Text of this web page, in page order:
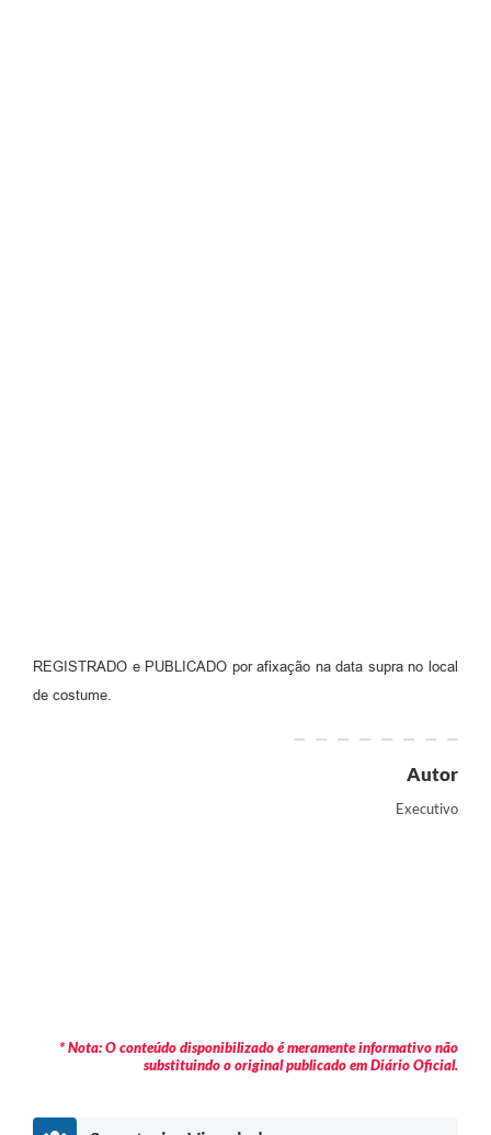
REGISTRADO e PUBLICADO por afixação na data supra no local
de costume.
Autor
Executivo
* Nota: O conteúdo disponibilizado é meramente informativo não
substituindo o original publicado em Diário Oficial.